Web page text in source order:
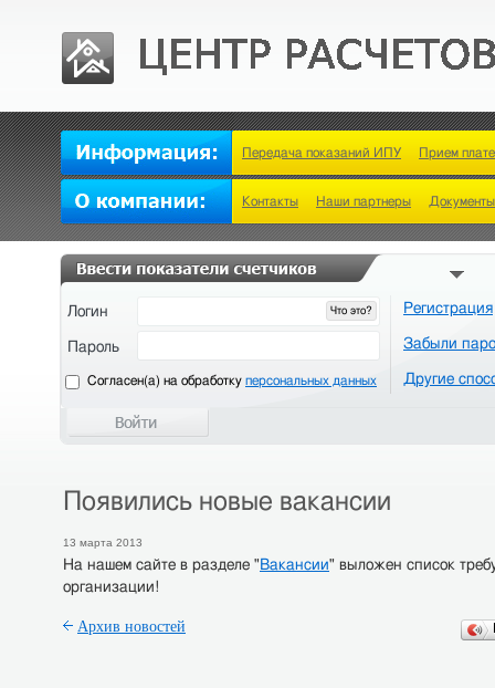
Контакты Наши партнеры Документы
Передача показаний ИПУ Прием
Что это?
Логин Регистрация
Забыли
Другие
Пароль
Cогласен(а) на обработку персональных данных
Появились новые вакансии
13 марта 2013
На нашем сайте в разделе " Вакансии" выложен список
организации!
Архив новостей